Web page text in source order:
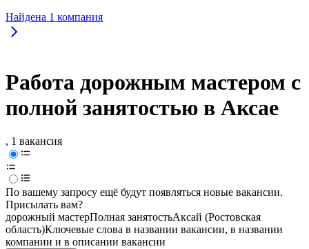
Найдена 1 компания
Работа дорожным мастером с
полной занятостью в Аксае
, 1 вакансия
По вашему запросу ещё будут появляться новые вакансии.
Присылать вам?
дорожный мастерПолная занятостьАксай (Ростовская
область)Ключевые слова в названии вакансии, в названии
компании и в описании вакансии